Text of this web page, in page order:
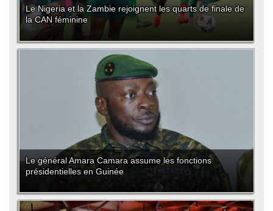
Le Nigeria et la Zambie rejoignent les quarts de finale de
la CAN féminine
Le général Amara Camara assume les fonctions
présidentielles en Guinée